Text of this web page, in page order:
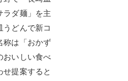
ラダ麺」を主
うどんで新コ
称は「おかず
おいしい食べ
提案すると